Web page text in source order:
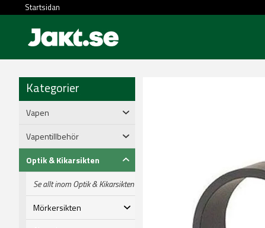
Startsidan
Kategorier
Vapen
Vapentillbehör
Optik & Kikarsikten
Se allt inom Optik & Kikarsikten
Mörkersikten